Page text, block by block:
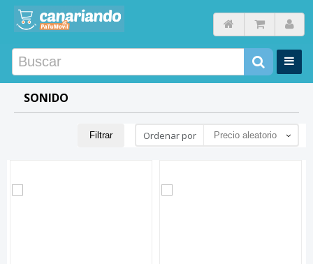
SONIDO
Filtrar Ordenar por Precio aleatorio